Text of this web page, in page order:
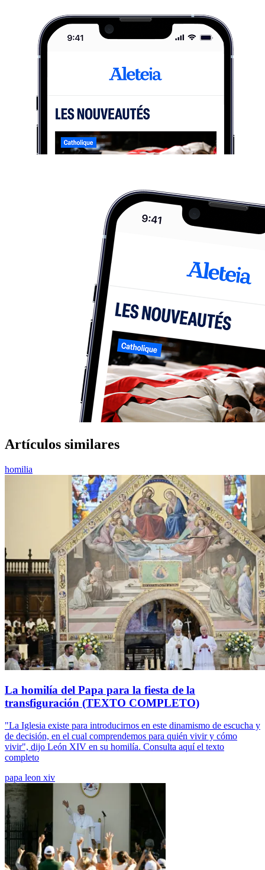
Artículos similares
homilia
La homilía del Papa para la fiesta de la
transfiguración (TEXTO COMPLETO)
"La Iglesia existe para introducirnos en este dinamismo de escucha y
de decisión, en el cual comprendemos para quién vivir y cómo
vivir", dijo León XIV en su homilía. Consulta aquí el texto
completo
papa leon xiv